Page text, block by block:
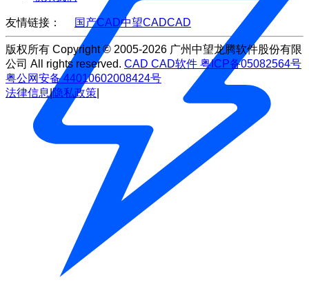
友情链接： 国产CAD中望CADCAD
版权所有 Copyright © 2005-2026 广州中望龙腾软件股份有限
公司 All rights reserved. CAD CAD软件 粤ICP备05082564号
粤公网安备 44010602008424号
法律信息|隐私政策